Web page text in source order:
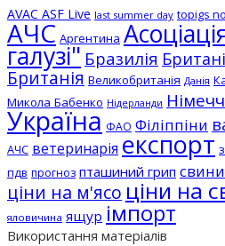
AVAC ASF Live last summer day topigs
АЧС Аргентина
галузі" Бразилія
Британія Великобританія Данія
Микола Бабенко Нідерланди
Україна ФАО Філіппіни
АЧС ветеринарія експорт
пдв прогноз пташиний грип
ціни на м'ясо ціни на
яловичина ящур імпорт
Використання матеріалів